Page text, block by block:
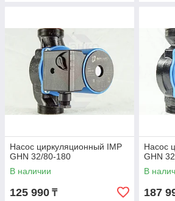
Насос циркуляционный IMP
GHN 32/80-180
В наличии
125 990 ₸
Насос
GHN
В
187